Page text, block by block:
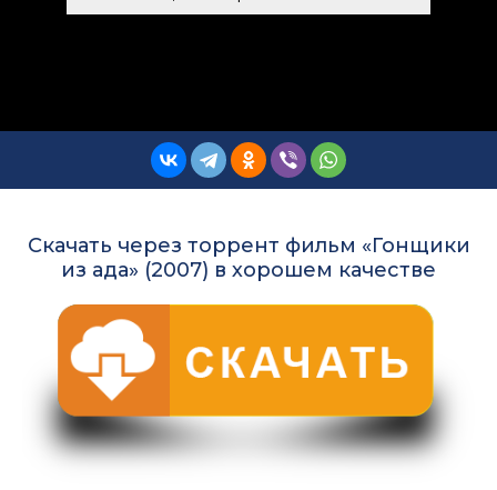
Скачать через торрент фильм «Гонщики
из ада» (2007) в хорошем качестве